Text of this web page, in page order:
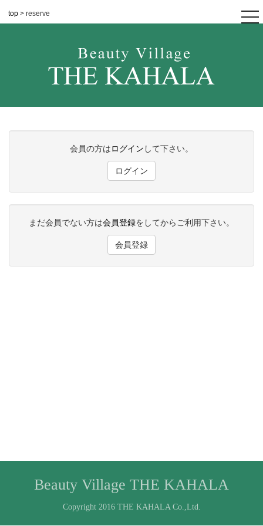
top > reserve
会員の方はログイン して下さい。
ログイン
まだ会員でない方は会員登録をしてからご利用下さい。
会員登録
Beauty Village THE KAHALA
Copyright 2016 THE KAHALA Co.,Ltd.